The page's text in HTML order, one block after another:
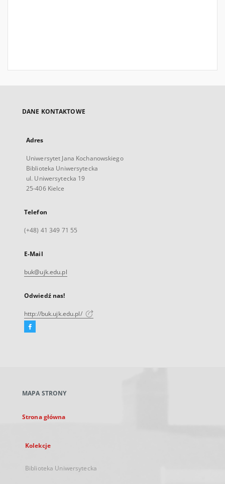
DANE KONTAKTOWE
Adres
Uniwersytet Jana Kochanowskiego
Biblioteka Uniwersytecka
ul. Uniwersytecka 19
25-406 Kielce
Telefon
(+48) 41 349 71 55
E-Mail
buk@ujk.edu.pl
Odwiedź nas!
http://buk.ujk.edu.pl/
Facebook
karcie
MAPA STRONY
Strona główna
Kolekcje
Biblioteka Uniwersytecka